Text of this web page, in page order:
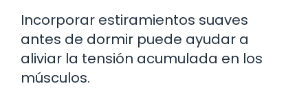
Incorporar estiramientos suaves
antes de dormir puede ayudar a
aliviar la tensión acumulada en los
músculos.